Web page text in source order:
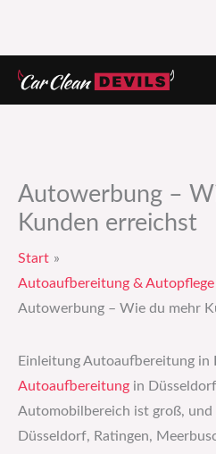
Zum
Inhalt
Autowerbung –
Kunden erreichst
Start
Autoaufbereitung & Autopflege
Autowerbung – Wie du mehr
Einleitung Autoaufbereitung in
Autoaufbereitung in
Automobilbereich ist groß, und
Düsseldorf, Ratingen,